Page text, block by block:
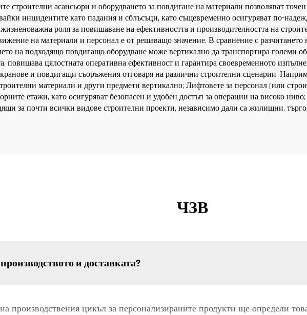
строителни асансьори и оборудването за повдигане на материали позволяват
инцидентите като падания и сблъсъци, като същевременно осигуряват по-
роля за повишаване на ефективността и производителността на
на материали и персонал е от решаващо значение. В сравнение с
на подходящо повдигащо оборудване може вертикално да транспортира големи
повишава цялостната оперативна ефективност и гарантира своевременното
и повдигащи съоръжения отговаря на различни строителни сценарии.
материали и други предмети вертикално; Лифтовете за персонал (или
етажи, като осигуряват безопасен и удобен достъп за операции на високо
за почти всички видове строителни проекти, независимо дали са жилищни,
ЧЗВ
и доставката?
производствения цикъл за персонализираните продукти ще определи